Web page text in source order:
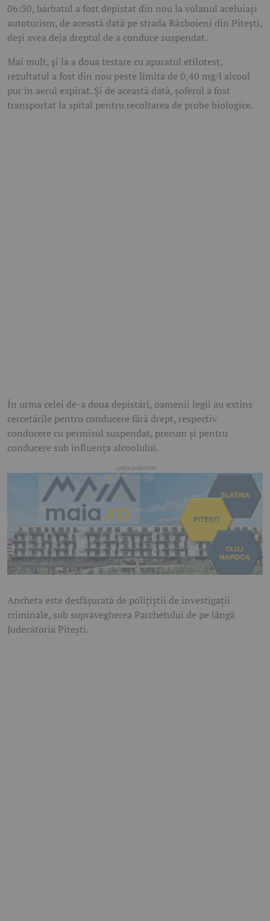
06:30, bărbatul a fost depistat din nou la volanul aceluiași
autoturism, de această dată pe strada Războieni din Pitești,
deși avea deja dreptul de a conduce suspendat.
Mai mult, și la a doua testare cu aparatul etilotest,
rezultatul a fost din nou peste limita de 0,40 mg/l alcool
pur în aerul expirat. Și de această dată, șoferul a fost
transportat la spital pentru recoltarea de probe biologice.
În urma celei de-a doua depistări, oamenii legii au extins
cercetările pentru conducere fără drept, respectiv
conducere cu permisul suspendat, precum și pentru
conducere sub influența alcoolului.
Ancheta este desfășurată de polițiștii de investigații
criminale, sub supravegherea Parchetului de pe lângă
Judecătoria Pitești.